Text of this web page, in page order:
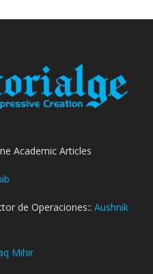
Academic Articles
de Operaciones:: Aushnik
Mihir